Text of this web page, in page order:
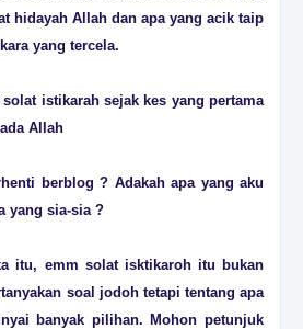
hidayah Allah dan apa yang acik taip
yang tercela.
istikarah sejak kes yang pertama
Allah
berblog ? Adakah apa yang aku
yang sia-sia ?
itu, emm solat isktikaroh itu bukan
soal jodoh tetapi tentang apa
banyak pilihan. Mohon petunjuk